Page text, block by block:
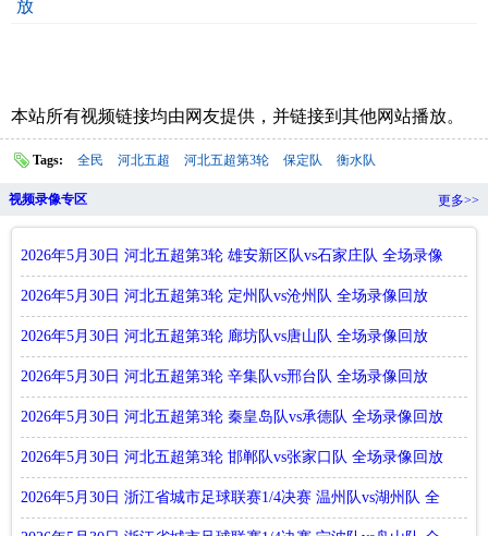
放
本站所有视频链接均由网友提供，并链接到其他网站播放。
Tags: 全民 河北五超 河北五超第3轮 保定队 衡水队
视频录像专区 更多>>
2026年5月30日 河北五超第3轮 雄安新区队vs石家庄队 全场录像
回放
2026年5月30日 河北五超第3轮 定州队vs沧州队 全场录像回放
2026年5月30日 河北五超第3轮 廊坊队vs唐山队 全场录像回放
2026年5月30日 河北五超第3轮 辛集队vs邢台队 全场录像回放
2026年5月30日 河北五超第3轮 秦皇岛队vs承德队 全场录像回放
2026年5月30日 河北五超第3轮 邯郸队vs张家口队 全场录像回放
2026年5月30日 浙江省城市足球联赛1/4决赛 温州队vs湖州队 全